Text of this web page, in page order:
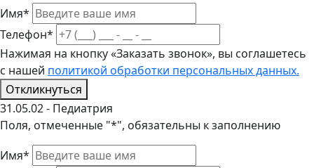
Имя*
Телефон*
Нажимая на кнопку «Заказать звонок», вы соглашетесь
с нашей политикой обработки персональных данных.
Откликнуться
31.05.02 - Педиатрия
Поля, отмеченные "*", обязательны к заполнению
Имя*